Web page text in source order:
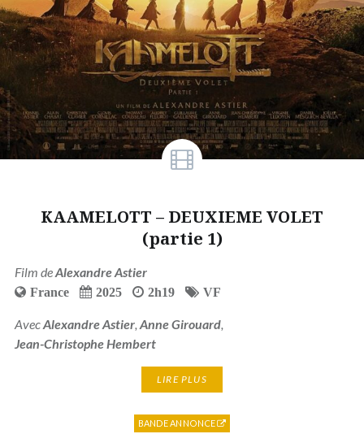
KAAMELOTT – DEUXIEME VOLET
(partie 1)
Film deAlexandre Astier
France 2025 2h19 VF
AvecAlexandre Astier, Anne Girouard,
Jean-Christophe Hembert
LIRE PLUS
BANDE ANNONCE